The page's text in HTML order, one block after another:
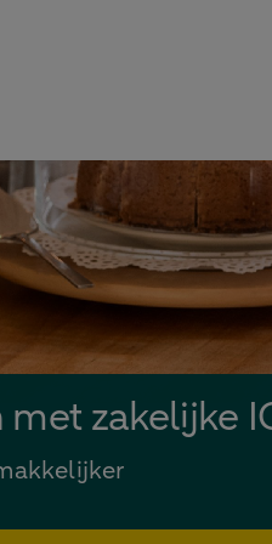
zakelijke